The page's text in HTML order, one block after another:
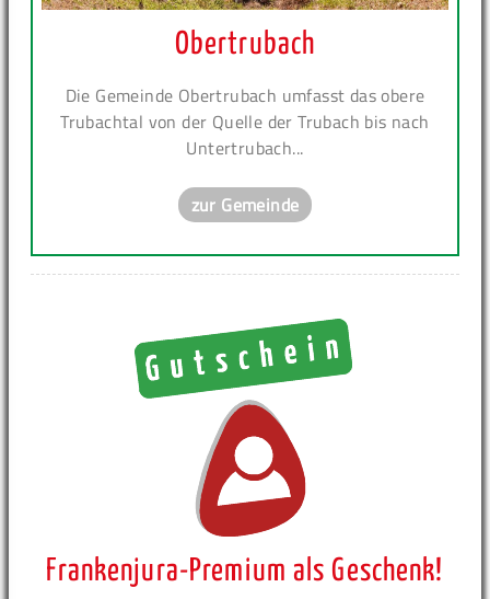
Obertrubach
Die Gemeinde Obertrubach umfasst das obere
Trubachtal von der Quelle der Trubach bis nach
Untertrubach...
zur Gemeinde
Frankenjura-Premium als Geschenk!